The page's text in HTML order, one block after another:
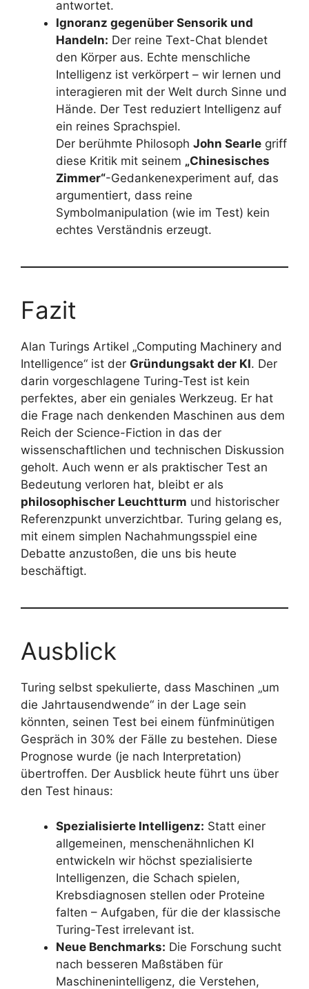
antwortet.
Ignoranz gegenüber Sensorik und
Handeln: Der reine Text-Chat blendet
den Körper aus. Echte menschliche
Intelligenz ist verkörpert – wir lernen und
interagieren mit der Welt durch Sinne und
Hände. Der Test reduziert Intelligenz auf
ein reines Sprachspiel.
Der berühmte Philosoph John Searle griff
diese Kritik mit seinem „Chinesisches
Zimmer“-Gedankenexperiment auf, das
argumentiert, dass reine
Symbolmanipulation (wie im Test) kein
echtes Verständnis erzeugt.
Fazit
Alan Turings Artikel „Computing Machinery and
Intelligence“ ist der Gründungsakt der KI. Der
darin vorgeschlagene Turing-Test ist kein
perfektes, aber ein geniales Werkzeug. Er hat
die Frage nach denkenden Maschinen aus dem
Reich der Science-Fiction in das der
wissenschaftlichen und technischen Diskussion
geholt. Auch wenn er als praktischer Test an
Bedeutung verloren hat, bleibt er als
philosophischer Leuchtturm und historischer
Referenzpunkt unverzichtbar. Turing gelang es,
mit einem simplen Nachahmungsspiel eine
Debatte anzustoßen, die uns bis heute
beschäftigt.
Ausblick
Turing selbst spekulierte, dass Maschinen „um
die Jahrtausendwende“ in der Lage sein
könnten, seinen Test bei einem fünfminütigen
Gespräch in 30% der Fälle zu bestehen. Diese
Prognose wurde (je nach Interpretation)
übertroffen. Der Ausblick heute führt uns über
den Test hinaus:
Spezialisierte Intelligenz: Statt einer
allgemeinen, menschenähnlichen KI
entwickeln wir höchst spezialisierte
Intelligenzen, die Schach spielen,
Krebsdiagnosen stellen oder Proteine
falten – Aufgaben, für die der klassische
Turing-Test irrelevant ist.
Neue Benchmarks: Die Forschung sucht
nach besseren Maßstäben für
Maschinenintelligenz, die Verstehen,